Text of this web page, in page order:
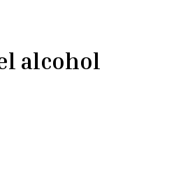
alcohol